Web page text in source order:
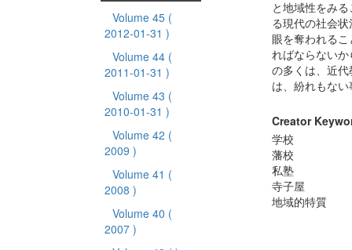
Volume 45 (
2012-01-31 )
Volume 44 (
2011-01-31 )
Volume 43 (
2010-01-31 )
Volume 42 (
2009 )
Volume 41 (
2008 )
Volume 40 (
2007 )
と地域性をみ
る現代の社会
眼を奪われる
ればならない
の多くは、近
は、紛れもな
Creator
学校
藩校
私塾
寺子屋
地域的特質